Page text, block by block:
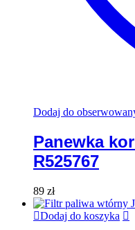
Dodaj do
Panewka
R525767
89 zł
Dodaj do koszyka